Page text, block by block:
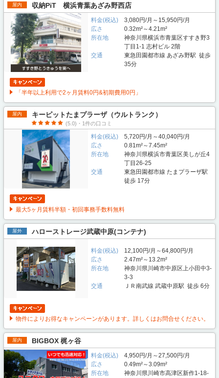
屋内 収納PiT 横浜青葉あざみ野西店
料金(税込)
3,080円/月～15,950円/月
広さ
0.32m²～4.21m²
所在地
神奈川県横浜市青葉区すすき野3
丁目1-1 志村ビル 2階
交通
東急田園都市線 あざみ野駅 徒歩
35分
「半年以上利用で2ヶ月賃料0円&初期費用0円」
屋内 キーピットたまプラーザ（ウルトランク）
(5.0)・1件の口コミ
料金(税込)
5,720円/月～40,040円/月
広さ
0.81m²～7.45m²
所在地
神奈川県横浜市青葉区美しが丘4
丁目26-25
交通
東急田園都市線 たまプラーザ駅
徒歩 17分
最大5ヶ月賃料半額・初回事務手数料無料
屋外 ハローストレージ武蔵中原(コンテナ)
料金(税込)
12,100円/月～64,800円/月
広さ
2.47m²～13.2m²
所在地
神奈川県川崎市中原区上小田中3-
3-3
交通
ＪＲ南武線 武蔵中原駅 徒歩 6分
物件によりお得なキャンペーンがあります。詳しくはお問合せください。
屋内 BIGBOX 梶ヶ谷
料金(税込)
4,950円/月～27,500円/月
広さ
0.49m²～3.09m²
所在地
神奈川県川崎市高津区新作1-18-